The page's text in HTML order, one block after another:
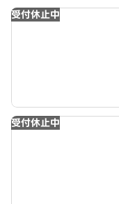
受付休止中
受付休止中